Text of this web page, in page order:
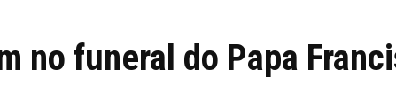
no funeral do Papa